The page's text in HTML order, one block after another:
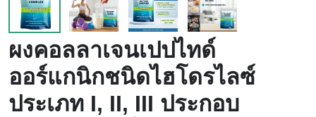
ผงคอลลาเจนเปปไทด์
ออร์แกนิกชนิดไฮโดรไลซ์
ประเภท I, II, III ประกอบ